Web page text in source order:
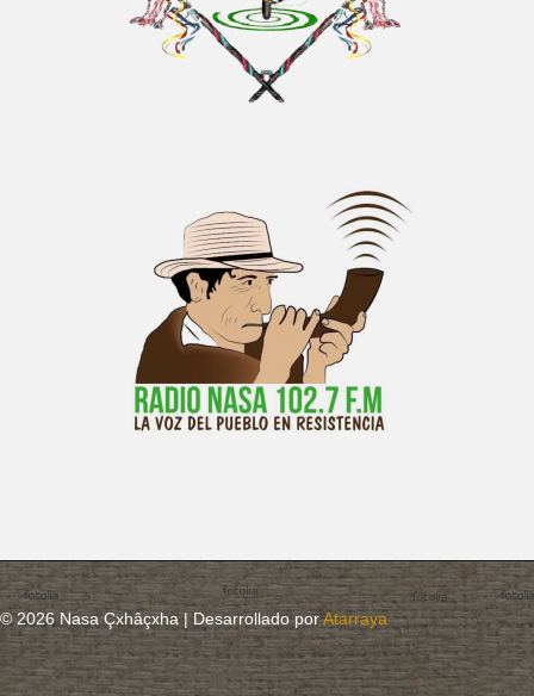
© 2026 Nasa Çxhâçxha | Desarrollado porAtarraya